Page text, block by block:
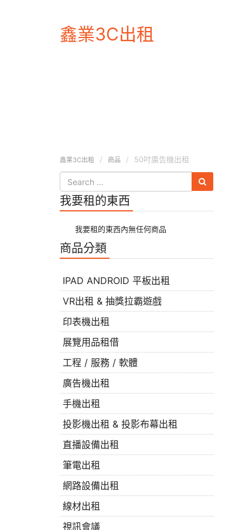
鑫業3C出租
鑫業3C出租 商品 50吋廣告機出租
我要租的東西
我要租的東西內無任何商品
商品分類
IPAD ANDROID 平板出租
VR出租 & 抽獎拉霸遊戲
印表機出租
展覽用品租借
工程 / 服務 / 軟體
廣告機出租
手機出租
投影機出租 & 投影布幕出租
直播設備出租
筆電出租
網路設備出租
線材出租
視訊會議